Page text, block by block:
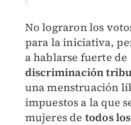
No lograron los
para la iniciativa,
a hablarse fuerte de
discriminación
una menstruación
impuestos a la que
mujeres de todos